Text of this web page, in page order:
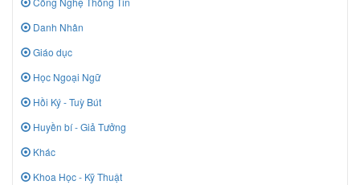
Danh Nhân
Giáo dục
Học Ngoại Ngữ
Hồi Ký - Tuỳ Bút
Huyền bí - Giả Tưởng
Khác
Khoa Học - Kỹ Thuật